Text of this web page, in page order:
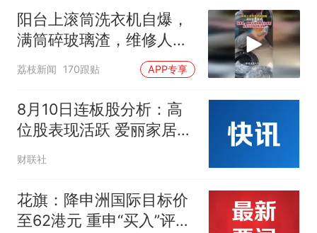
阳台上滚筒洗衣机自爆，
满筒碎玻璃渣，维修人员
称是人为原因，从未见过
荔枝新闻 170跟贴 APP专享
8月10日连板股分析：高
位股表现活跃 爱丽家居12
天11板
财联社
花旗：降申洲国际目标价
至62港元 重申“买入”评级